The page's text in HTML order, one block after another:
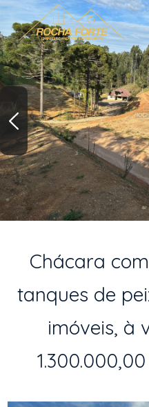
Chácara
tanques de
imóveis, à